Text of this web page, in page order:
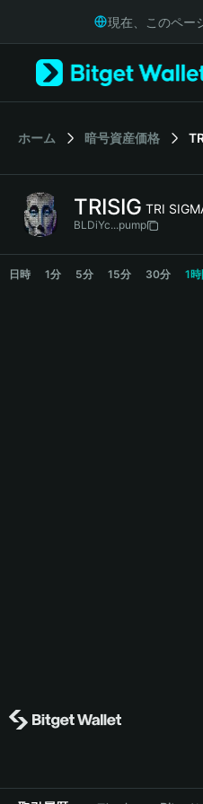
Русский
Italiano
简体中文
繁體中文
Bahasa Indonesia
現在、このペー
ホーム 暗号資産価格
TRISIG TRI
BLDiYc...pump
TRISIG Price Chart
日時 1分 5分 15分 30分 1時